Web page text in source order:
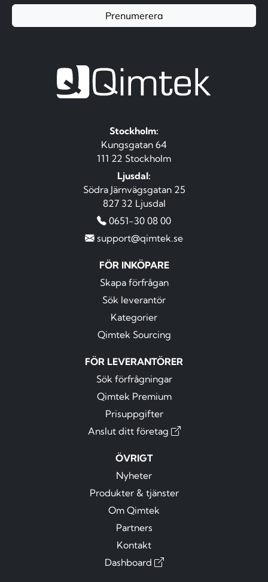
Prenumerera
Stockholm:
Kungsgatan 64
111 22 Stockholm
Ljusdal:
Södra Järnvägsgatan 25
827 32 Ljusdal
0651-30 08 00
support@qimtek.se
FÖR INKÖPARE
Skapa förfrågan
Sök leverantör
Kategorier
Qimtek Sourcing
FÖR LEVERANTÖRER
Sök förfrågningar
Qimtek Premium
Prisuppgifter
Anslut ditt företag
ÖVRIGT
Nyheter
Produkter & tjänster
Om Qimtek
Partners
Kontakt
Dashboard